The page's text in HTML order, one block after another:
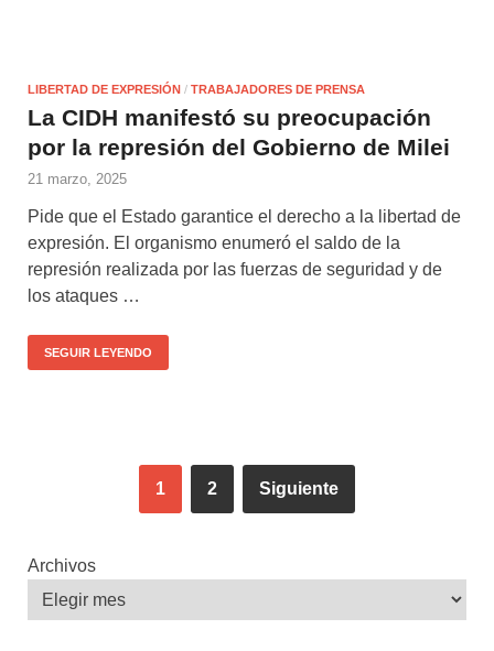
LIBERTAD DE EXPRESIÓN / TRABAJADORES DE PRENSA
La CIDH manifestó su preocupación
por la represión del Gobierno de Milei
21 marzo, 2025
Pide que el Estado garantice el derecho a la libertad de
expresión. El organismo enumeró el saldo de la
represión realizada por las fuerzas de seguridad y de
los ataques …
SEGUIR LEYENDO
1 2 Siguiente
Archivos